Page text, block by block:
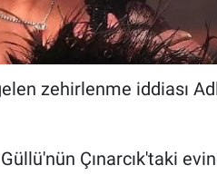
zehirlenme iddiası
Çınarcık'taki